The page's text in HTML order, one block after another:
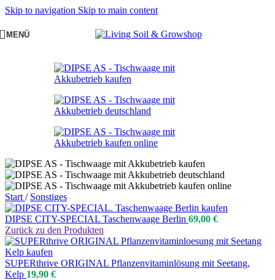
Skip to navigation Skip to main content
MENÜ
Start / Sonstiges
DIPSE CITY-SPECIAL Taschenwaage Berlin 69,00 €
Zurück zu den Produkten
SUPERthrive ORIGINAL Pflanzenvitaminlösung mit Seetang,
Kelp 19,90 €